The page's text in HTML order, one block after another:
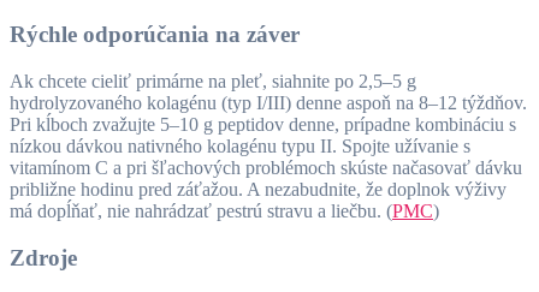
Rýchle odporúčania na záver
Ak chcete cieliť primárne na pleť, siahnite po 2,5–5 g
hydrolyzovaného kolagénu (typ I/III) denne aspoň na 8–12 týždňov.
Pri kĺboch zvažujte 5–10 g peptidov denne, prípadne kombináciu s
nízkou dávkou nativného kolagénu typu II. Spojte užívanie s
vitamínom C a pri šľachových problémoch skúste načasovať dávku
približne hodinu pred záťažou. A nezabudnite, že doplnok výživy
má dopĺňať, nie nahrádzať pestrú stravu a liečbu. (PMC)
Zdroje